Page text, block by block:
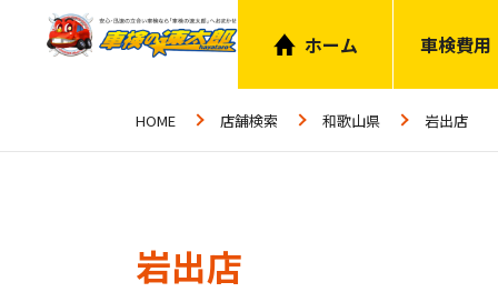
ホーム 車検費用
HOME 店舗検索 和歌山県 岩出店
岩出店